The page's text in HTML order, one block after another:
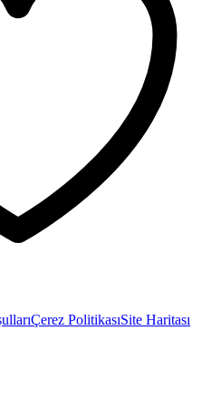
Çerez PolitikasıSite Haritası